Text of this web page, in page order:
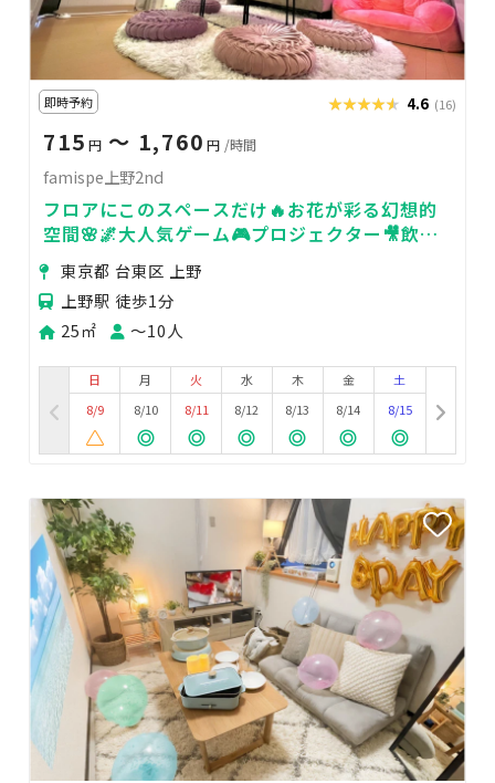
即時予約 ★★★★★
★★★★★ 4.6 (16)
715 円 〜 1,760 円 /時間
famispe上野2nd
フロアにこのスペースだけ🔥お花が彩る幻想的
空間🌸🌌大人気ゲーム🎮プロジェクター🎥飲み
会🥂パーティー🎉24H🏪デート💕
東京都 台東区 上野
上野駅 徒歩1分
25㎡
〜10人
日
8/9
月
8/10
火
8/11
水
8/12
木
8/13
金
8/14
土
8/15